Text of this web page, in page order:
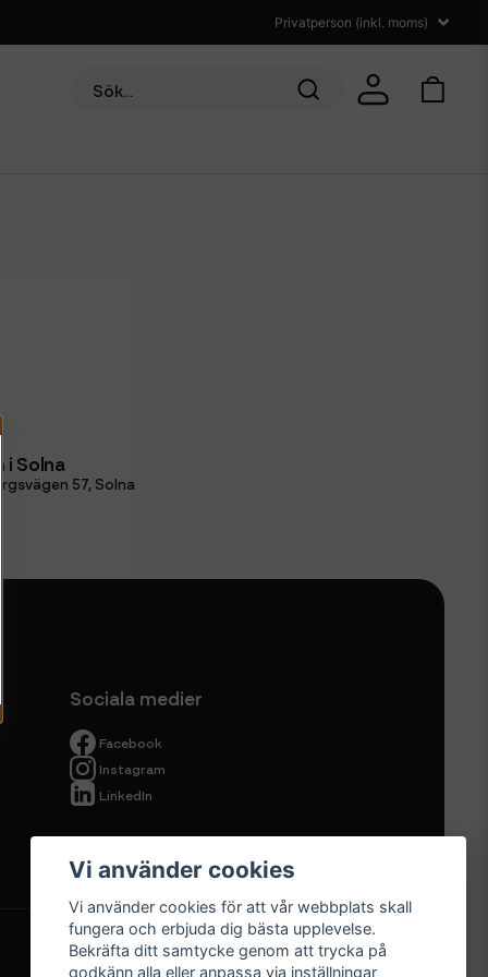
i Solna
57, Solna
Sociala medier
Facebook
Instagram
LinkedIn
Vi använder cookies
Vi använder cookies för att vår webbplats skall
fungera och erbjuda dig bästa upplevelse.
Bekräfta ditt samtycke genom att trycka på
godkänn alla eller anpassa via inställningar